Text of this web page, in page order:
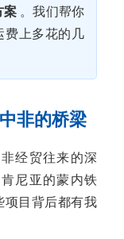
案 。我们帮你
费上多花的几
非的桥梁
经贸往来的深
尼亚的蒙内铁
项目背后都有我